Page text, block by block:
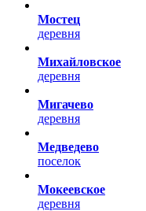
Мостец
деревня
Михайловское
деревня
Мигачево
деревня
Медведево
поселок
Мокеевское
деревня